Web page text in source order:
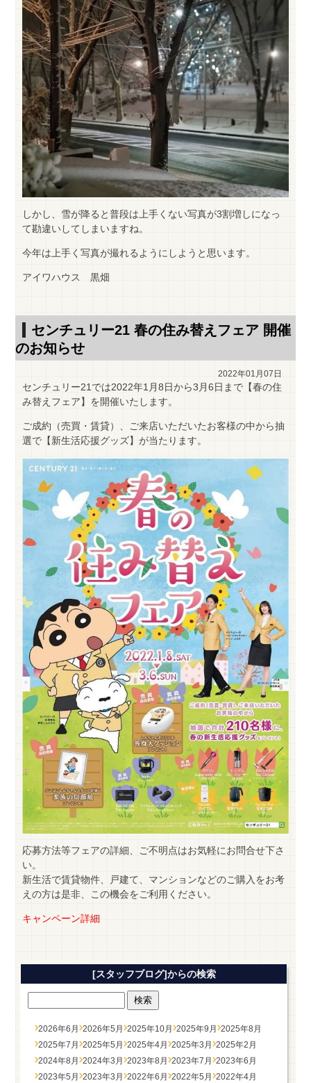
しかし、雪が降ると普段は上手くない写真が3割増しになっ
て勘違いしてしまいますね。
今年は上手く写真が撮れるようにしようと思います。
アイワハウス 黒畑
センチュリー21 春の住み替えフェア 開催
のお知らせ
2022年01月07日
センチュリー21では2022年1月8日から3月6日まで【春の住
み替えフェア】を開催いたします。
ご成約（売買・賃貸）、ご来店いただいたお客様の中から抽
選で【新生活応援グッズ】が当たります。
応募方法等フェアの詳細、ご不明点はお気軽にお問合せ下さ
い。
新生活で賃貸物件、戸建て、マンションなどのご購入をお考
えの方は是非、この機会をご利用ください。
キャンペーン詳細
[スタッフブログ]からの検索
2026年6月 2026年5月 2025年10月 2025年9月 2025年8月
2025年7月 2025年5月 2025年4月 2025年3月 2025年2月
2024年8月 2024年3月 2023年8月 2023年7月 2023年6月
2023年5月 2023年3月 2022年6月 2022年5月 2022年4月